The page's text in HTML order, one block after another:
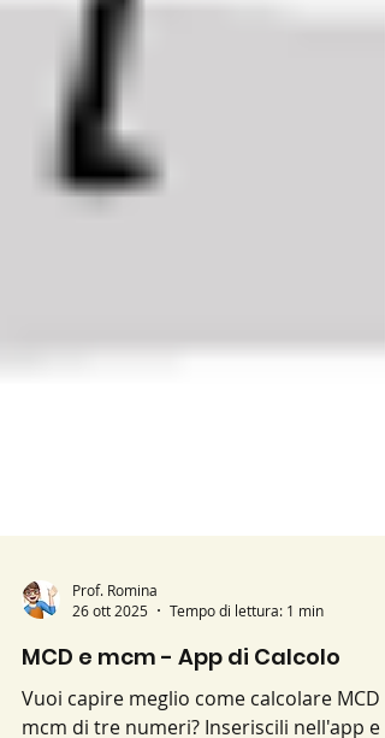
26 ott 2025
Tempo di lettura: 1 min
MCD e mcm - App di Calcolo